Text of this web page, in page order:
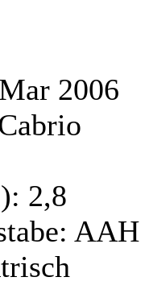
2006
2,8
AAH